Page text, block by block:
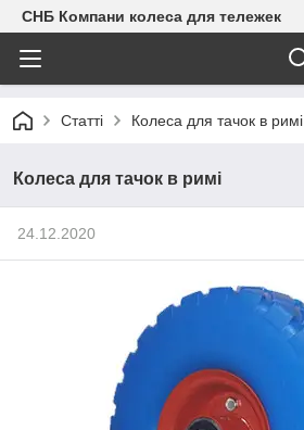
СНБ Компани колеса для тележек
Статті Колеса для тачок в римі
Колеса для тачок в римі
24.12.2020